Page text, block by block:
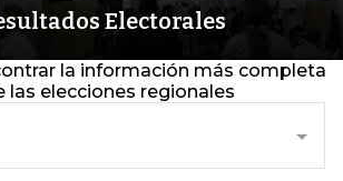
Electorales
la información más completa
las elecciones regionales